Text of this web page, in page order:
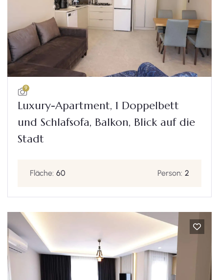
9
Luxury-Apartment, 1 Doppelbett
und Schlafsofa, Balkon, Blick auf die
Stadt
Fläche: 60 Person: 2